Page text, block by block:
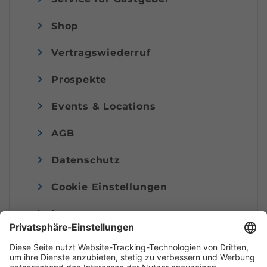
Shop
Vertragswiederruf
Prospekte
Events & Locations
AGB
Datenschutz
Cookie Einstellungen
Impressum